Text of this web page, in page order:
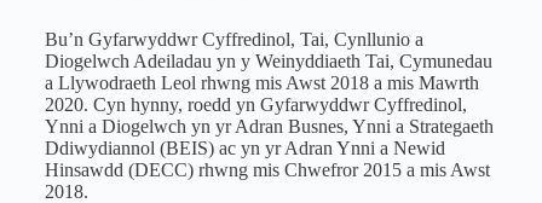
Bu’n Gyfarwyddwr Cyffredinol, Tai, Cynllunio a
Diogelwch Adeiladau yn y Weinyddiaeth Tai, Cymunedau
a Llywodraeth Leol rhwng mis Awst 2018 a mis Mawrth
2020. Cyn hynny, roedd yn Gyfarwyddwr Cyffredinol,
Ynni a Diogelwch yn yr Adran Busnes, Ynni a Strategaeth
Ddiwydiannol (BEIS) ac yn yr Adran Ynni a Newid
Hinsawdd (DECC) rhwng mis Chwefror 2015 a mis Awst
2018.